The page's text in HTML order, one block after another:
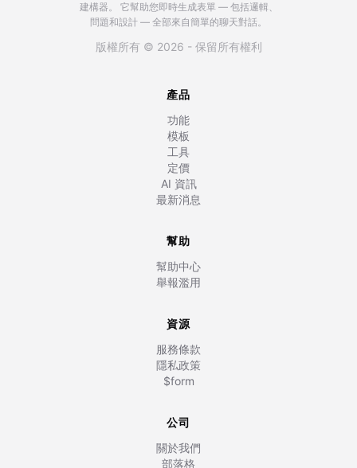
建構器。
它幫助您即時生成表單 — 包括邏輯、
問題和設計 — 全部來自簡單的聊天對話。
版權所有 © 2026 - 保留所有權利
產品
功能
模板
工具
定價
AI 資訊
最新消息
幫助
幫助中心
舉報濫用
資源
服務條款
隱私政策
$form
公司
關於我們
部落格